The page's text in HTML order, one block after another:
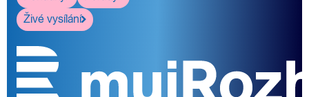
Živé vysílání